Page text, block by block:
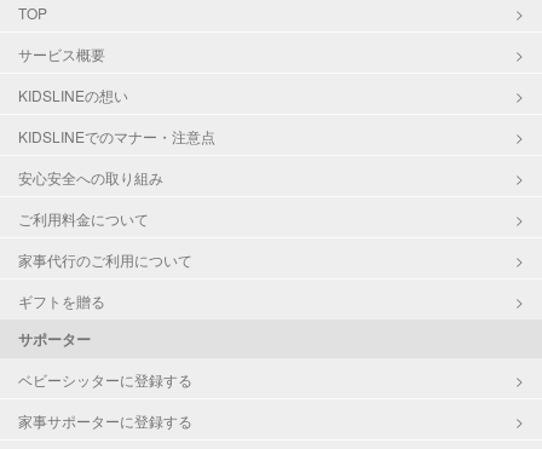
TOP
サービス概要
KIDSLINEの想い
KIDSLINEでのマナー・注意点
安心安全への取り組み
ご利用料金について
家事代行のご利用について
ギフトを贈る
サポーター
ベビーシッターに登録する
家事サポーターに登録する